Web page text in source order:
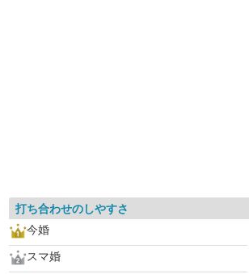
打ち合わせのしやすさ
今婚
スマ婚